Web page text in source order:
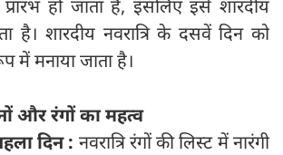
हो जाता है, इसलिए इसे शारदीय
है। शारदीय नवरात्रि के दसवें दिन को
मनाया जाता है।
और रंगों का महत्व
दिन : नवरात्रि रंगों की लिस्ट में नारंगी